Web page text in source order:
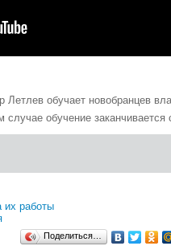
обучает новобранцев
случае обучение
их работы
Поделиться…